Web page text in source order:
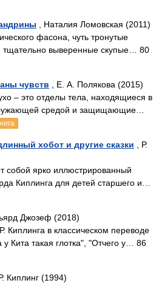
, Наталия Ломовская (2011)
фасона, чуть тронутые
тщательно выверенные скупые… 80
чувств , Е. А. Полякова (2015)
– это отделы тела, находящиеся в
средой и защищающие…
хобот и другие сказки , Р.
собой ярко иллюстрированный
Киплинга для детей старшего и…
Джозеф (2018)
Киплинга в классическом переводе
у Кита такая глотка", "Отчего у… 86
Киплинг (1994)